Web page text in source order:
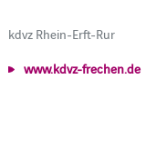
kdvz Rhein-Erft-Rur
www.kdvz-frechen.de